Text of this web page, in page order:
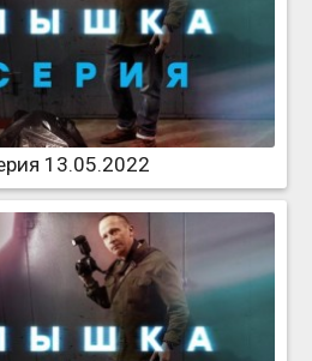
13.05.2022